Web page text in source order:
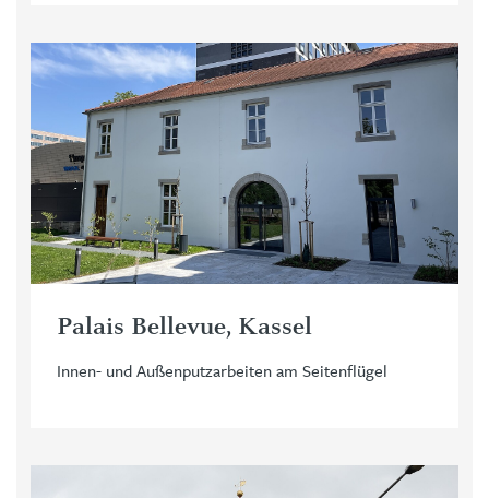
Palais Bellevue, Kassel
Innen- und Außenputzarbeiten am Seitenflügel